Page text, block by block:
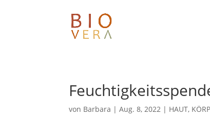
von Barbara |Aug. 8, 2022 | HAUT,